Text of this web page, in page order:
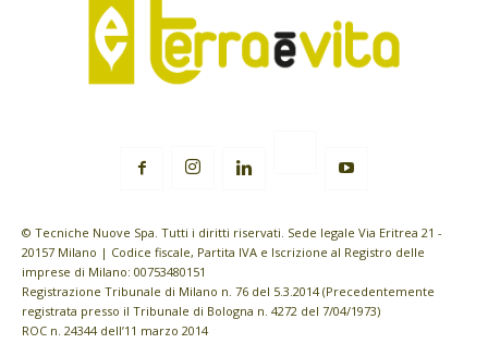
© Tecniche Nuove Spa. Tutti i diritti riservati. Sede legale Via Eritrea 21 -
20157 Milano | Codice fiscale, Partita IVA e Iscrizione al Registro delle
imprese di Milano: 00753480151
Registrazione Tribunale di Milano n. 76 del 5.3.2014 (Precedentemente
registrata presso il Tribunale di Bologna n. 4272 del 7/04/1973)
ROC n. 24344 dell’11 marzo 2014